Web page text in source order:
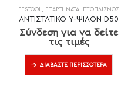
FESTOOL, ΕΞΑΡΤΉΜΑΤΑ, ΕΞΟΠΛΙΣΜΌΣ
ΑΝΤΙΣΤΑΤΙΚΟ Υ-ΨΙΛΟΝ D50
Σύνδεση για να δείτε
τις τιμές
ΔΙΑΒΆΣΤΕ ΠΕΡΙΣΣΌΤΕΡΑ